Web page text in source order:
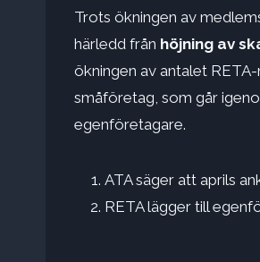
Trots ökningen av
härledd från höjning av
ökningen av antalet
småföretag, som går
egenföretagare.
ATA säger att aprils
RETA lägger till